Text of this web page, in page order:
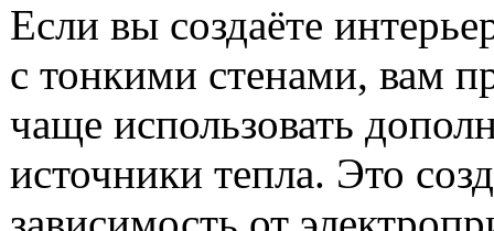
Если вы создаёте
с тонкими стенами, вам
чаще использовать
источники тепла. Это